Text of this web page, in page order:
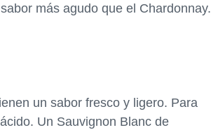
más agudo que el Chardonnay.
un sabor fresco y ligero. Para
Un Sauvignon Blanc de